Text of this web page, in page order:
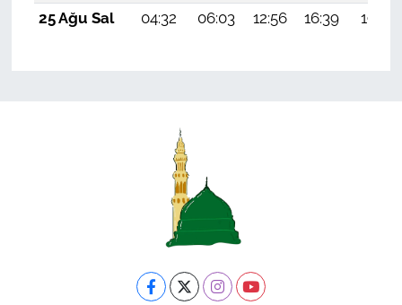
25 Ağu Sal
04:32 06:03 12:56 16:39 19:39